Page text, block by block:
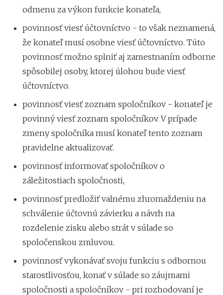
odmenu za výkon funkcie konateľa,
povinnosť viesť účtovníctvo - to však neznamená,
že konateľ musí osobne viesť účtovníctvo. Túto
povinnosť možno splniť aj zamestnaním odborne
spôsobilej osoby, ktorej úlohou bude viesť
účtovníctvo.
povinnosť viesť zoznam spoločníkov - konateľ je
povinný viesť zoznam spoločníkov. V prípade
zmeny spoločníka musí konateľ tento zoznam
pravidelne aktualizovať.
povinnosť informovať spoločníkov o
záležitostiach spoločnosti,
povinnosť predložiť valnému zhromaždeniu na
schválenie účtovnú závierku a návrh na
rozdelenie zisku alebo strát v súlade so
spoločenskou zmluvou.
povinnosť vykonávať svoju funkciu s odbornou
starostlivosťou, konať v súlade so záujmami
spoločnosti a spoločníkov - pri rozhodovaní je